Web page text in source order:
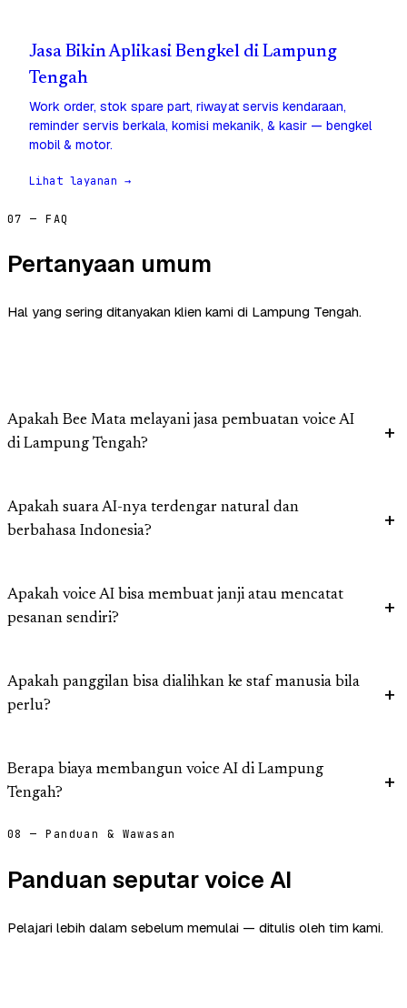
Jasa Bikin Aplikasi Bengkel di Lampung
Tengah
Work order, stok spare part, riwayat servis kendaraan,
reminder servis berkala, komisi mekanik, & kasir — bengkel
mobil & motor.
Lihat layanan →
07 — FAQ
Pertanyaan umum
Hal yang sering ditanyakan klien kami di Lampung Tengah.
Apakah Bee Mata melayani jasa pembuatan voice AI
di Lampung Tengah?
Apakah suara AI-nya terdengar natural dan
berbahasa Indonesia?
Apakah voice AI bisa membuat janji atau mencatat
pesanan sendiri?
Apakah panggilan bisa dialihkan ke staf manusia bila
perlu?
Berapa biaya membangun voice AI di Lampung
Tengah?
08 — Panduan & Wawasan
Panduan seputar voice AI
Pelajari lebih dalam sebelum memulai — ditulis oleh tim kami.